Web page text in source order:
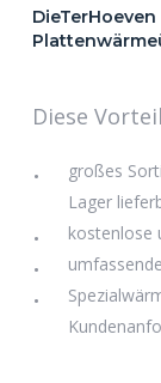
Diese
großes
Lager
kostenlose